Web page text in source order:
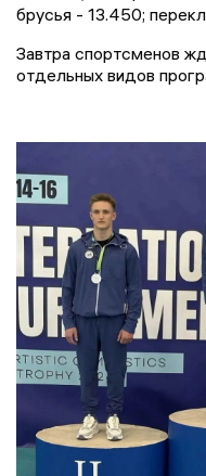
брусья - 13.450;
Завтра спортсменов
отдельных видов